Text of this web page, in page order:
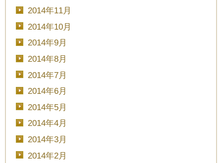
2014年11月
2014年10月
2014年9月
2014年8月
2014年7月
2014年6月
2014年5月
2014年4月
2014年3月
2014年2月